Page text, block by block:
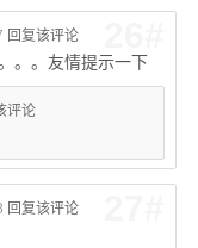
回复该评论
。。友情提示一下
评论
回复该评论